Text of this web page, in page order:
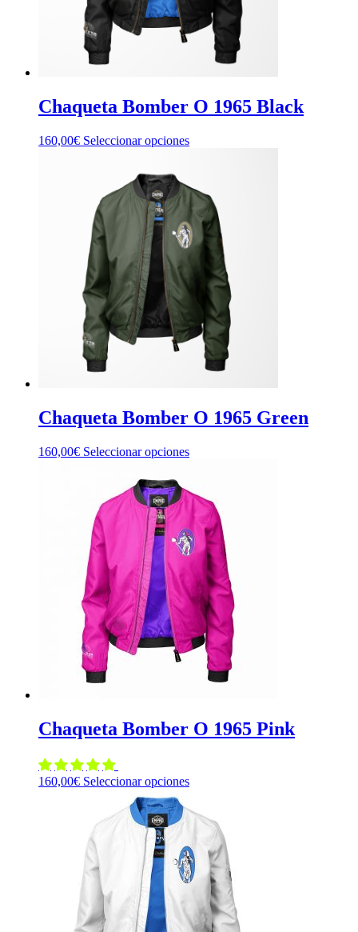
producto
Chaqueta Bomber O 1965 Black
160,00€ Seleccionar opcionesEste
múltiples
variantes.
Las
opciones
se
pueden
elegir
página
de
producto
Chaqueta Bomber O 1965 Green
160,00€ Seleccionar opcionesEste
múltiples
variantes.
Las
opciones
se
pueden
elegir
en
la
página
de
producto
Chaqueta Bomber O 1965 Pink
160,00€ Seleccionar opcionesEste
tiene
múltiples
variantes.
Las
opciones
se
pueden
elegir
en